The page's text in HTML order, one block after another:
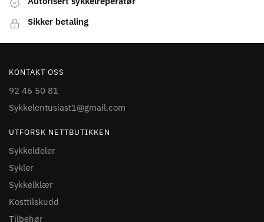
Sikker betaling
KONTAKT OSS
92 46 50 81
Sykkelentusiast1@gmail.com
UTFORSK NETTBUTIKKEN
Sykkeldeler
Sykler
Sykkelklær
Kosttilskudd
Tilbehør